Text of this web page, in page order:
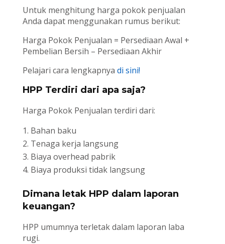
Untuk menghitung harga pokok penjualan
Anda dapat menggunakan rumus berikut:
Harga Pokok Penjualan = Persediaan Awal +
Pembelian Bersih – Persediaan Akhir
Pelajari cara lengkapnya di sini!
HPP Terdiri dari apa saja?
Harga Pokok Penjualan terdiri dari:
Bahan baku
Tenaga kerja langsung
Biaya overhead pabrik
Biaya produksi tidak langsung
Dimana letak HPP dalam laporan
keuangan?
HPP umumnya terletak dalam laporan laba
rugi.